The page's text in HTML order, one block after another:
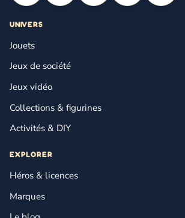
UNIVERS
Jouets
Jeux de société
Jeux vidéo
Collections & figurines
Activités & DIY
EXPLORER
Héros & licences
Marques